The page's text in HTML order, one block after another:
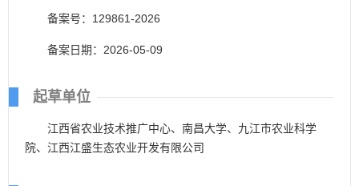
备案号：129861-2026
备案日期：2026-05-09
起草单位
江西省农业技术推广中心、南昌大学、九江市农业科学
院、江西江盛生态农业开发有限公司